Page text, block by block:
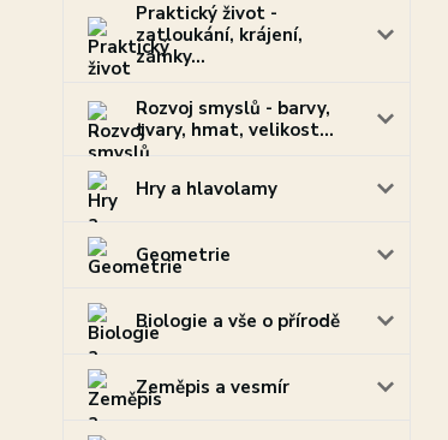
Praktický život -
zatloukání, krájení,
zámky...
Rozvoj smyslů - barvy,
tvary, hmat, velikost...
Hry a hlavolamy
Geometrie
Biologie a vše o přírodě
Zeměpis a vesmír